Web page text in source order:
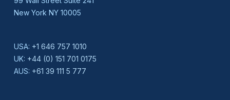
New York NY 10005
USA: +1 646 757 1010
UK: +44 (0) 151 701 0175
AUS: +61 39 111 5 777